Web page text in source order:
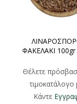
ΦΑΚΕΛΑΚΙ 100gr
Θέλετε
τιμοκατάλογο
Κάντε